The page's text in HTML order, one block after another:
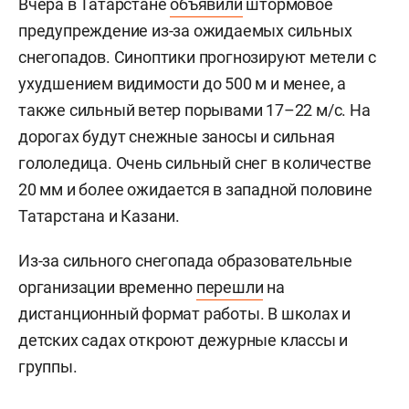
предупреждение из-за ожидаемых сильных
снегопадов. Синоптики прогнозируют метели с
ухудшением видимости до 500 м и менее, а
также сильный ветер порывами 17–22 м/с. На
дорогах будут снежные заносы и сильная
гололедица. Очень сильный снег в количестве
20 мм и более ожидается в западной половине
Татарстана и Казани.
Из-за сильного снегопада образовательные
организации временно перешли на
дистанционный формат работы. В школах и
детских садах откроют дежурные классы и
группы.